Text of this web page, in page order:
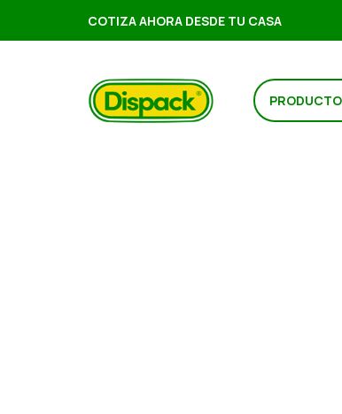
COTIZA AHORA DESDE TU CASA